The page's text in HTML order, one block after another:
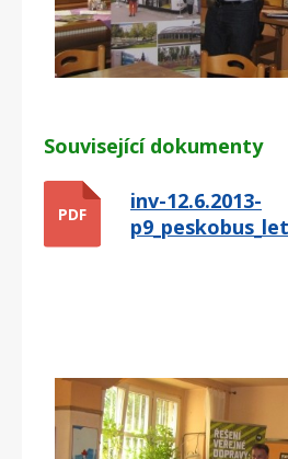
Související dokumenty
PDF
inv-12.6.2013-